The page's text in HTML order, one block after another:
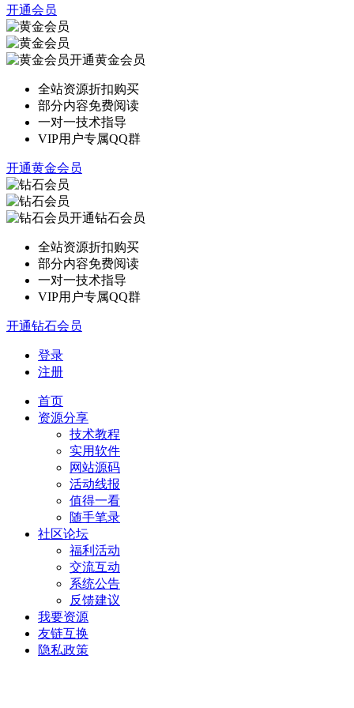
开通会员
开通黄金会员
全站资源折扣购买
部分内容免费阅读
一对一技术指导
VIP用户专属QQ群
开通黄金会员
开通钻石会员
全站资源折扣购买
部分内容免费阅读
一对一技术指导
VIP用户专属QQ群
开通钻石会员
登录
注册
首页
资源分享
技术教程
实用软件
网站源码
活动线报
值得一看
随手笔录
社区论坛
福利活动
交流互动
系统公告
反馈建议
我要资源
友链互换
隐私政策